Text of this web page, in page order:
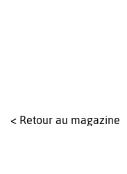
< Retour au magazine